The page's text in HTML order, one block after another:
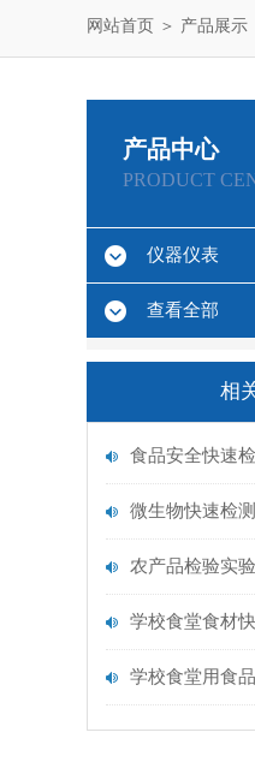
网站首页 ＞ 产品展示
产品中心
PRODUCT
仪器仪表
查看全部
相